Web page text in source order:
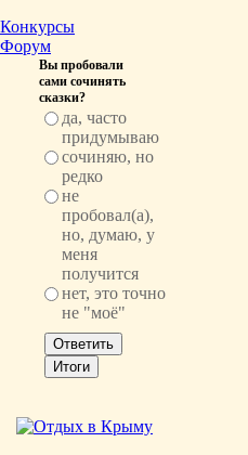
Конкурсы
Форум
Вы пробовали
сами сочинять
сказки?
да, часто
придумываю
сочиняю, но
редко
не
пробовал(а),
но, думаю, у
меня
получится
нет, это точно
не "моё"